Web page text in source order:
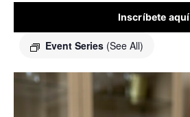
Event Series (See All)
Inscríbete aquí